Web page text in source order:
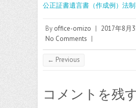
公正証書遺言書（作成例）法
By office-omizo | 2017年8月
No Comments |
← Previous
コメントを残